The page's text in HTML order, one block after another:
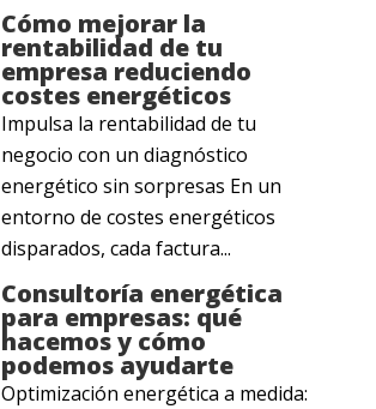
Cómo mejorar la
rentabilidad de tu
empresa reduciendo
costes energéticos
Impulsa la rentabilidad de tu
negocio con un diagnóstico
energético sin sorpresas En un
entorno de costes energéticos
disparados, cada factura...
Consultoría energética
para empresas: qué
hacemos y cómo
podemos ayudarte
Optimización energética a medida: